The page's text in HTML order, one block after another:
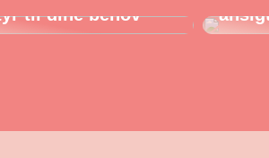
til dine behov